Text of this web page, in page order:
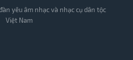
yêu âm nhạc và nhạc cụ dân tộc
Việt Nam